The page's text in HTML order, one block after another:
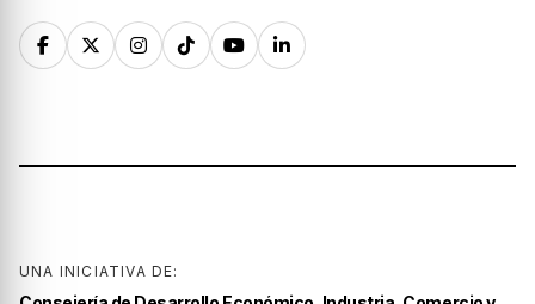
UNA INICIATIVA DE: